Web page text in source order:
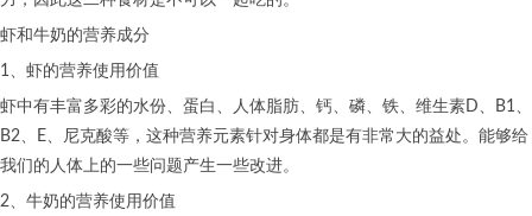
虾和牛奶的营养成分
1、虾的营养使用价值
虾中有丰富多彩的水份、蛋白、人体脂肪、钙、磷、铁、维生素D、B1、
B2、E、尼克酸等，这种营养元素针对身体都是有非常大的益处。能够给
我们的人体上的一些问题产生一些改进。
2、牛奶的营养使用价值